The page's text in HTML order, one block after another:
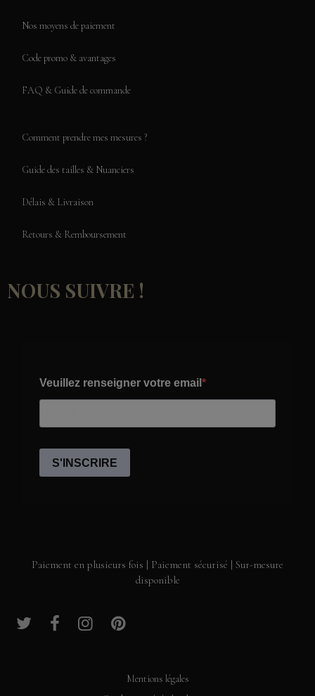
Nos moyens de paiement
Code promo & avantages
FAQ & Guide de commande
Comment prendre mes mesures ?
Guide des tailles & Nuanciers
Délais & Livraison
Retours & Remboursement
NOUS SUIVRE !
Paiement en plusieurs fois | Paiement sécurisé | Sur-mesure
disponible
Mentions légales